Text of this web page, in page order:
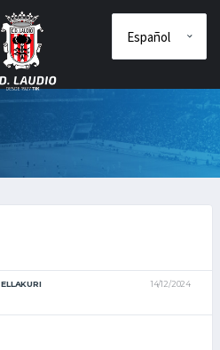
ELLAKURI
14/12/2024